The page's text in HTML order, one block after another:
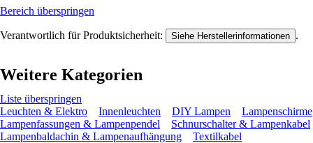
Bereich überspringen
Verantwortlich für Produktsicherheit: Siehe Herstellerinformationen .
Weitere Kategorien
Liste überspringen
Leuchten & Elektro
Innenleuchten DIY Lampen
Lampenschirme
Lampenfassungen & Lampenpendel
Schnurschalter & Lampenkabel
Lampenbaldachin & Lampenaufhängung
Textilkabel